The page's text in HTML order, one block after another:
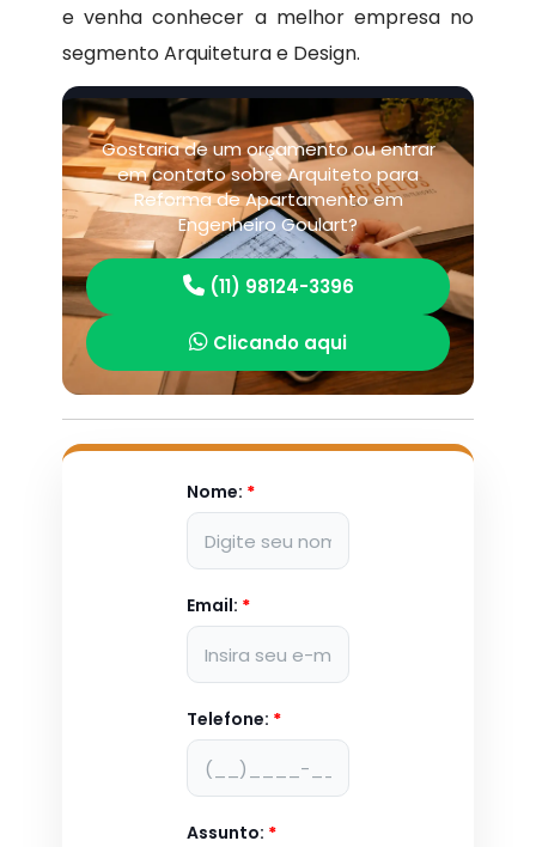
e venha conhecer a melhor empresa no
segmento Arquitetura e Design.
Gostaria de um orçamento ou entrar
em contato sobre Arquiteto para
Reforma de Apartamento em
Engenheiro Goulart?
(11) 98124-3396
Clicando aqui
Nome: *
Email: *
Telefone: *
Assunto: *